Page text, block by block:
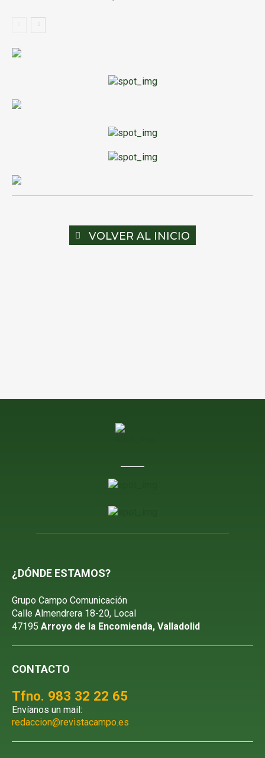
VOLVER AL INICIO
¿DÓNDE ESTAMOS?
Grupo Campo Comunicación
Calle Almendrera 18-20, Local
47195 Arroyo de la Encomienda, Valladolid
CONTACTO
Tfno. 983 32 22 65
Envíanos un mail:
redaccion@revistacampo.es